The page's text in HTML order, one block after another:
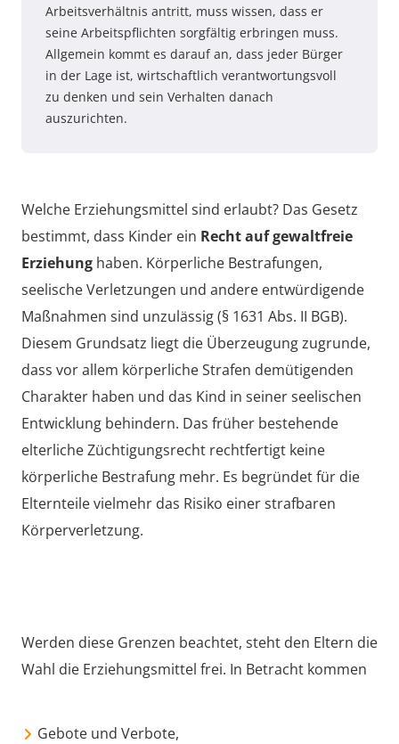
Arbeitsverhältnis antritt, muss wissen, dass er
seine Arbeitspflichten sorgfältig erbringen muss.
Allgemein kommt es darauf an, dass jeder Bürger
in der Lage ist, wirtschaftlich verantwortungsvoll
zu denken und sein Verhalten danach
auszurichten.
Welche Erziehungsmittel sind erlaubt? Das Gesetz
bestimmt, dass Kinder ein Recht auf gewaltfreie
Erziehung haben. Körperliche Bestrafungen,
seelische Verletzungen und andere entwürdigende
Maßnahmen sind unzulässig (§ 1631 Abs. II BGB).
Diesem Grundsatz liegt die Überzeugung zugrunde,
dass vor allem körperliche Strafen demütigenden
Charakter haben und das Kind in seiner seelischen
Entwicklung behindern. Das früher bestehende
elterliche Züchtigungsrecht rechtfertigt keine
körperliche Bestrafung mehr. Es begründet für die
Elternteile vielmehr das Risiko einer strafbaren
Körperverletzung.
Werden diese Grenzen beachtet, steht den Eltern die
Wahl die Erziehungsmittel frei. In Betracht kommen
Gebote und Verbote,